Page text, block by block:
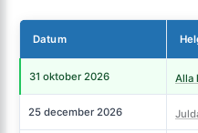
Datum
31 oktober 2026 Alla
25 december 2026